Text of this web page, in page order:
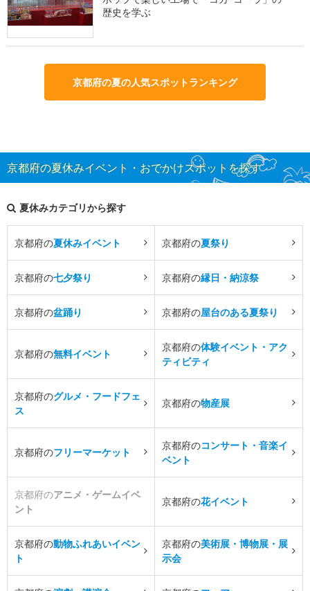
歴史を学ぶ
京都府の夏の人気スポットランキング
京都府の夏休みイベント・おでかけスポットを探す
夏休みカテゴリから探す
京都府の夏休みイベント 京都府の夏祭り
京都府の七夕祭り 京都府の縁日・納涼祭
京都府の盆踊り 京都府の屋台のある夏祭り
京都府の無料イベント
京都府の体験イベント・アク
ティビティ
京都府のグルメ・フードフェ
ス
京都府の物産展
京都府のフリーマーケット
京都府のコンサート・音楽イ
ベント
京都府のアニメ・ゲームイベ
ント
京都府の花イベント
京都府の動物ふれあいイベン
ト
京都府の美術展・博物展・展
示会